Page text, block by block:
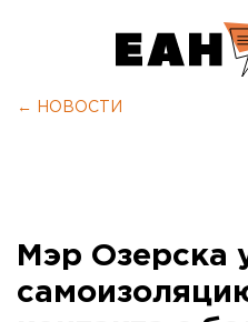
← НОВОСТИ
Мэр Озерска